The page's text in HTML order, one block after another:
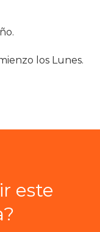
los Lunes.
este